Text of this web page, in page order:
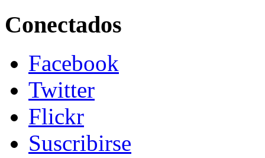
Conectados
Facebook
Twitter
Flickr
Suscribirse